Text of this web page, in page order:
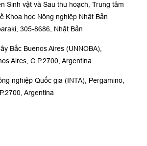
Sinh vật và Sau thu hoạch, Trung tâm
Khoa học Nông nghiệp Nhật Bản
305-8686, Nhật Bản
Bắc Buenos Aires (UNNOBA),
Aires, C.P.2700, Argentina
nghiệp Quốc gia (INTA), Pergamino,
Argentina